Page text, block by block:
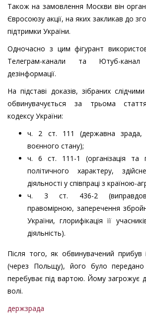
Також на замовлення Москви він
Євросоюзу акції, на яких закликав до
підтримки України.
Одночасно з цим фігурант
Телеграм-канали та Ютуб-
дезінформації.
На підставі доказів, зібраних
обвинувачується за трьома
кодексу України:
ч. 2 ст. 111 (державна зрада,
воєнного стану);
ч. 6 ст. 111-1 (організація та
політичного характеру,
діяльності у співпраці з країною-
ч. 3 ст. 436-2
правомірною, заперечення
України, глорифікація її
діяльність).
Після того, як обвинувачений
(через Польщу), його було передано
перебуває під вартою. Йому загрожує
волі.
держзрада